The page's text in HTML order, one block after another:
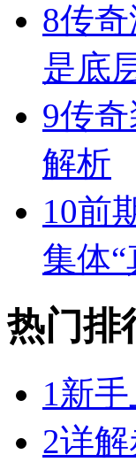
8传奇
是底
9传
解析
10前
集体“
热门排
1新
2详